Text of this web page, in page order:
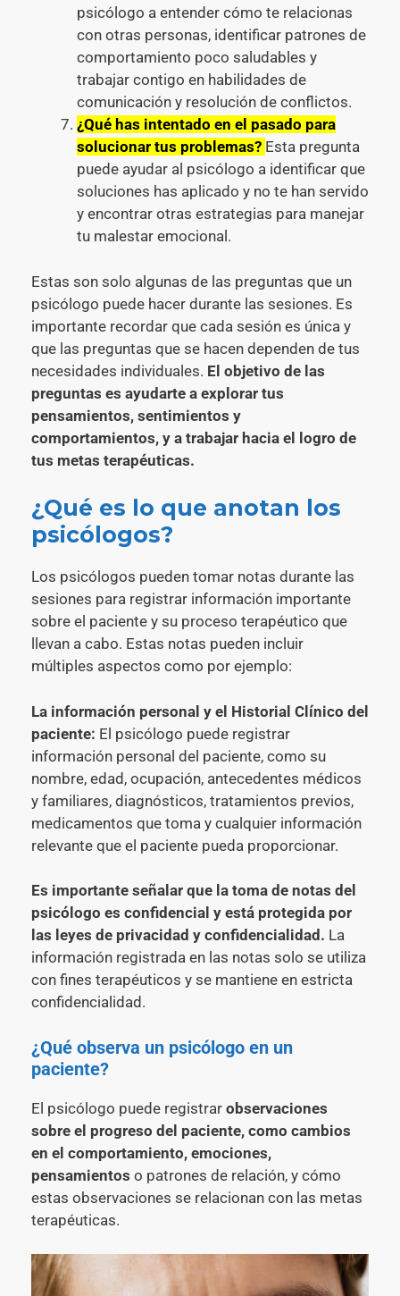
psicólogo a entender cómo te relacionas
con otras personas, identificar patrones de
comportamiento poco saludables y
trabajar contigo en habilidades de
comunicación y resolución de conflictos.
¿Qué has intentado en el pasado para
solucionar tus problemas? Esta pregunta
puede ayudar al psicólogo a identificar que
soluciones has aplicado y no te han servido
y encontrar otras estrategias para manejar
tu malestar emocional.
Estas son solo algunas de las preguntas que un
psicólogo puede hacer durante las sesiones. Es
importante recordar que cada sesión es única y
que las preguntas que se hacen dependen de tus
necesidades individuales. El objetivo de las
preguntas es ayudarte a explorar tus
pensamientos, sentimientos y
comportamientos, y a trabajar hacia el logro de
tus metas terapéuticas.
¿Qué es lo que anotan los
psicólogos?
Los psicólogos pueden tomar notas durante las
sesiones para registrar información importante
sobre el paciente y su proceso terapéutico que
llevan a cabo. Estas notas pueden incluir
múltiples aspectos como por ejemplo:
La información personal y el Historial Clínico del
paciente: El psicólogo puede registrar
información personal del paciente, como su
nombre, edad, ocupación, antecedentes médicos
y familiares, diagnósticos, tratamientos previos,
medicamentos que toma y cualquier información
relevante que el paciente pueda proporcionar.
Es importante señalar que la toma de notas del
psicólogo es confidencial y está protegida por
las leyes de privacidad y confidencialidad. La
información registrada en las notas solo se utiliza
con fines terapéuticos y se mantiene en estricta
confidencialidad.
¿Qué observa un psicólogo en un
paciente?
El psicólogo puede registrar observaciones
sobre el progreso del paciente, como cambios
en el comportamiento, emociones,
pensamientos o patrones de relación, y cómo
estas observaciones se relacionan con las metas
terapéuticas.